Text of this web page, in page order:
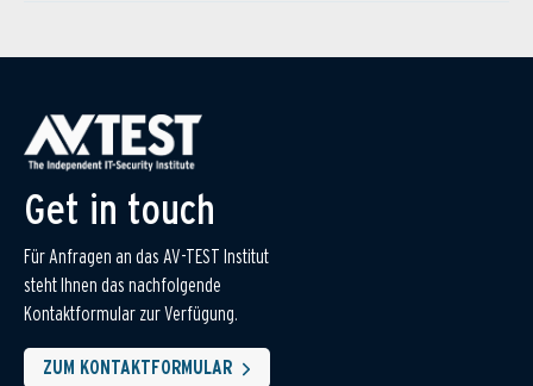
Get in touch
Für Anfragen an das AV-TEST Institut
steht Ihnen das nachfolgende
Kontaktformular zur Verfügung.
ZUM KONTAKTFORMULAR